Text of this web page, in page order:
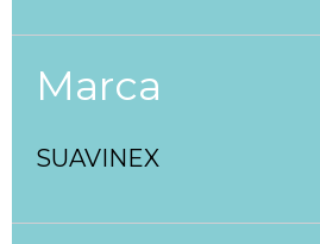
Marca
SUAVINEX